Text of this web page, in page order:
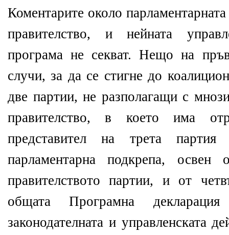
Коментарите около
правителство, и нейната
програма не секват. Нещо на
случи, за да се стигне до
две партии, не разполагащи с
правителство, в което има
представител на трета
парламентарна подкрепа,
правителството партии, и от
общата Програмна
законодателната и управленската